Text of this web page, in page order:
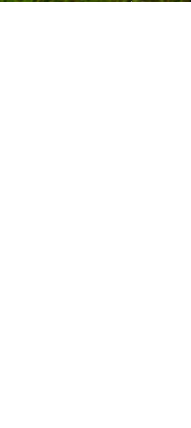
d'application sur tout le séjour.